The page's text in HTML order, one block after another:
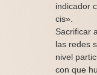
indicador
cis».
Sacrificar
las redes
nivel
con que